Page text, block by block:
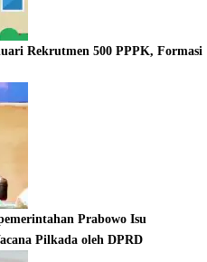
Rekrutmen 500 PPPK, Formasi
Prabowo Isu
Pilkada oleh DPRD